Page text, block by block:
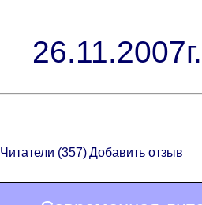
26.11.2007г.
Читатели (357)Добавить отзыв